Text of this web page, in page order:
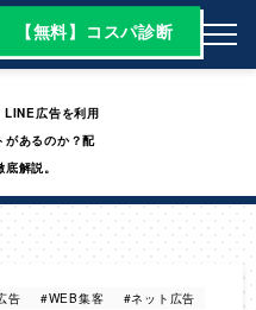
【無料】コスパ診断
LINE広告を利用
があるのか？配
解説。
告 #WEB集客
#ネット広告